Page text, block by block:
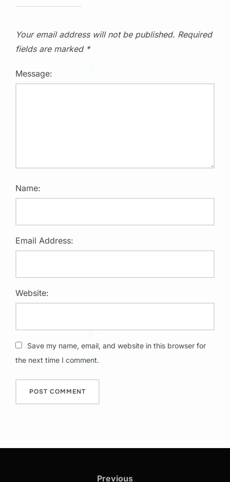
Your email address will not be published. Required
fields are marked *
Message:
Name:
Email Address:
Website:
Save my name, email, and website in this browser for
the next time I comment.
Previous
Previous